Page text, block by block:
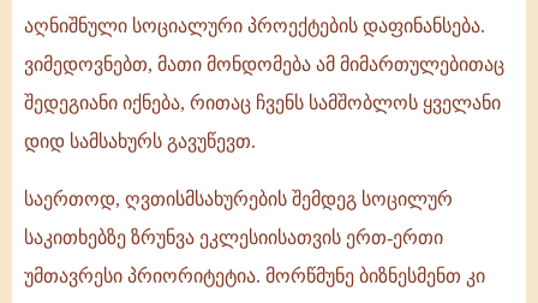
აღნიშნული სოციალური პროექტების დაფინანსება.
ვიმედოვნებთ, მათი მონდომება ამ მიმართულებითაც
შედეგიანი იქნება, რითაც ჩვენს სამშობლოს ყველანი
დიდ სამსახურს გავუწევთ.
საერთოდ, ღვთისმსახურების შემდეგ სოცილურ
საკითხებზე ზრუნვა ეკლესიისათვის ერთ-ერთი
უმთავრესი პრიორიტეტია. მორწმუნე ბიზნესმენთ კი